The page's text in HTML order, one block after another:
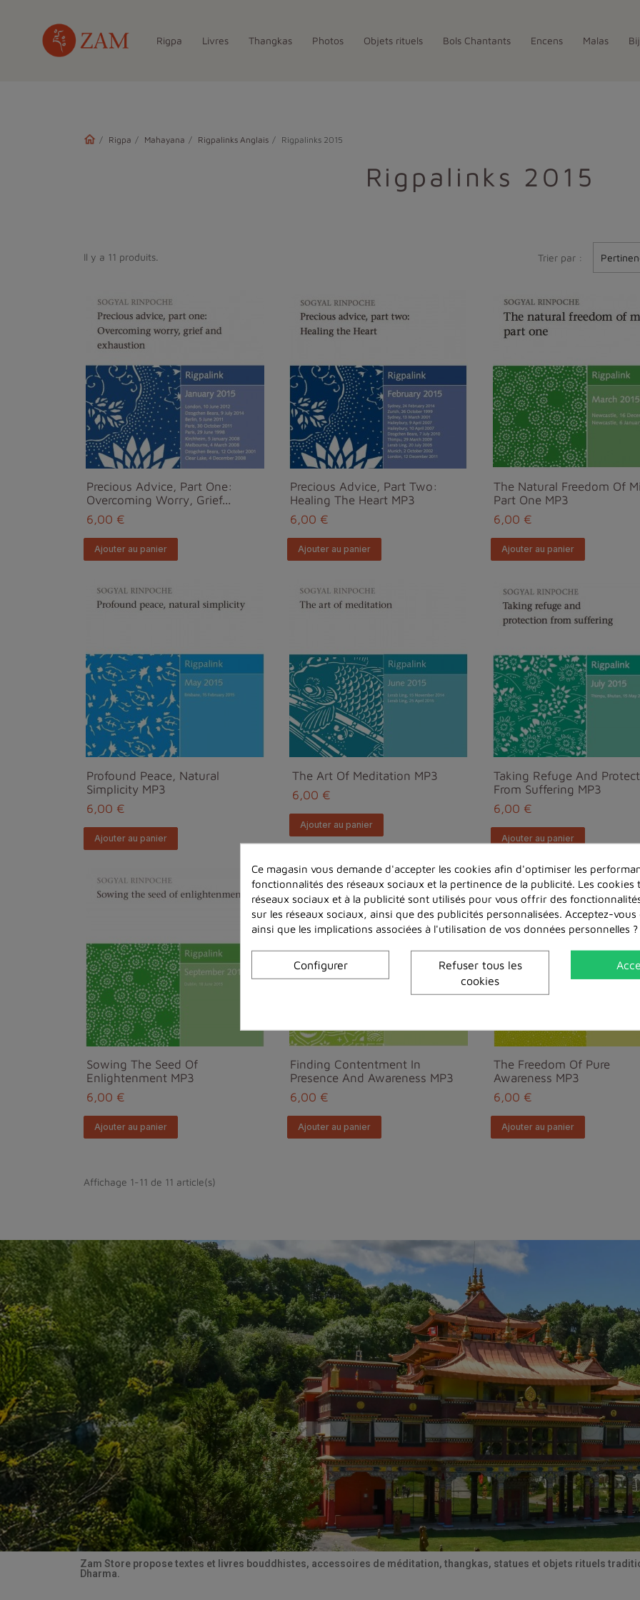
Rigpa Livres Thangkas Photos Objets rituels Bols Chantants Encens Malas
Rigpa Mahayana Rigpalinks Anglais Rigpalinks 2015
Rigpalinks 2015
Il y a 11 produits. Trier par :
Precious Advice, Part One:
Overcoming Worry, Grief...
6,00 €
Ajouter au panier
Precious Advice, Part Two:
Healing The Heart MP3
6,00 €
Ajouter au panier
The Natural Freedom Of
Part One MP3
6,00 €
Ajouter au panier
Profound Peace, Natural
Simplicity MP3
6,00 €
Ajouter au panier
The Art Of Meditation MP3
6,00 €
Ajouter au panier
Taking Refuge And
From Suffering MP3
6,00 €
Ajouter au panier
Sowing The Seed Of
Enlightenment MP3
6,00 €
Ajouter au panier
Finding Contentment In
Presence And Awareness MP3
6,00 €
Ajouter au panier
The Freedom Of Pure
Awareness MP3
6,00 €
Ajouter au panier
Affichage 1-11 de 11 article(s)
Zam Store propose textes et livres bouddhistes, accessoires de méditation, thangkas, statues et objets rituels
Dharma.
Ce magasin vous demande d'accepter les cookies afin d'optimiser les
fonctionnalités des réseaux sociaux et la pertinence de la publicité. Les cookies
réseaux sociaux et à la publicité sont utilisés pour vous offrir des
sur les réseaux sociaux, ainsi que des publicités personnalisées. Acceptez-vous
ainsi que les implications associées à l'utilisation de vos données personnelles ?
Refuser tous les
cookies
Configurer